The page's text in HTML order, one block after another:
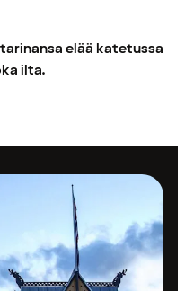
elää katetussa
ilta.